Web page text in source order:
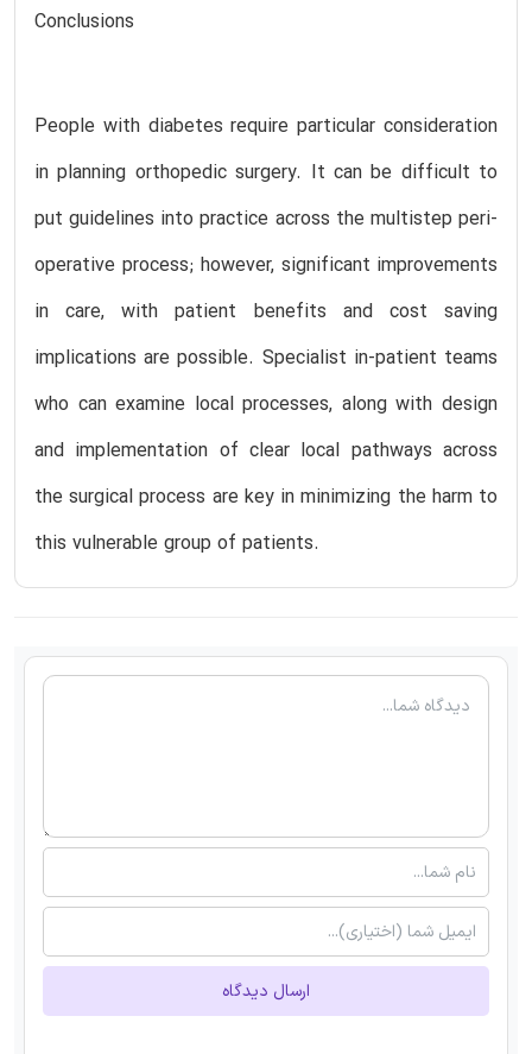
Conclusions
People with diabetes require particular consideration
in planning orthopedic surgery. It can be difficult to
put guidelines into practice across the multistep peri-
operative process; however, significant improvements
in care, with patient benefits and cost saving
implications are possible. Specialist in-patient teams
who can examine local processes, along with design
and implementation of clear local pathways across
the surgical process are key in minimizing the harm to
this vulnerable group of patients.
ارسال دیدگاه